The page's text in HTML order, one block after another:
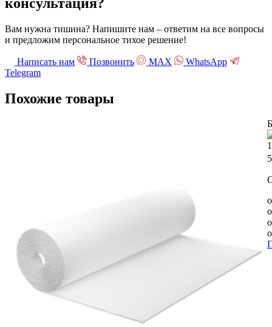
Вам нужна тишина? Напишите нам – ответим на все вопросы
и предложим персональное тихое решение!
Написать нам Позвонить МАХ
WhatsApp
Telegram
Похожие товары